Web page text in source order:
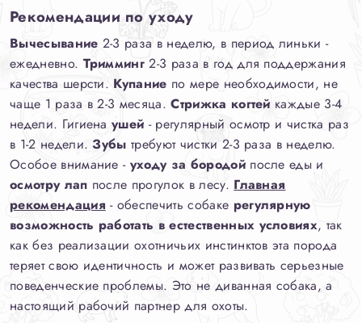
Рекомендации по уходу
Вычесывание 2-3 раза в неделю, в период линьки -
ежедневно. Тримминг 2-3 раза в год для поддержания
качества шерсти. Купание по мере необходимости, не
чаще 1 раза в 2-3 месяца.Стрижка когтей каждые 3-4
недели. Гигиенаушей - регулярный осмотр и чистка раз
в 1-2 недели.Зубы требуют чистки 2-3 раза в неделю.
Особое внимание - уходу за бородойпосле еды и
осмотру лап после прогулок в лесу. Главная
рекомендация - обеспечить собаке регулярную
возможность работать в естественных условиях, так
как без реализации охотничьих инстинктов эта порода
теряет свою идентичность и может развивать серьезные
поведенческие проблемы. Это не диванная собака, а
настоящий рабочий партнер для охоты.